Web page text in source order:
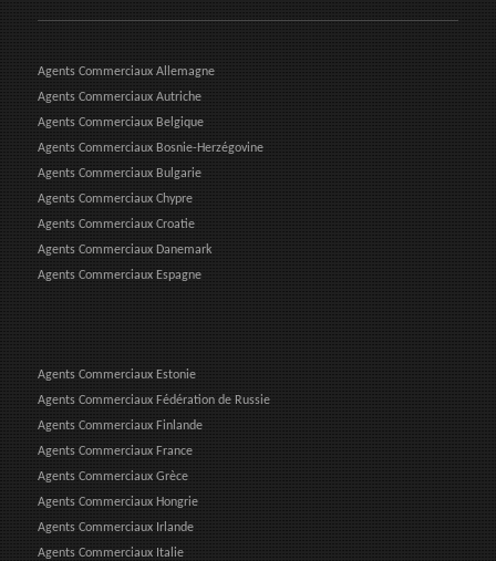
Agents Commerciaux Allemagne
Agents Commerciaux Autriche
Agents Commerciaux Belgique
Agents Commerciaux Bosnie-Herzégovine
Agents Commerciaux Bulgarie
Agents Commerciaux Chypre
Agents Commerciaux Croatie
Agents Commerciaux Danemark
Agents Commerciaux Espagne
Agents Commerciaux Estonie
Agents Commerciaux Fédération de Russie
Agents Commerciaux Finlande
Agents Commerciaux France
Agents Commerciaux Grèce
Agents Commerciaux Hongrie
Agents Commerciaux Irlande
Agents Commerciaux Italie